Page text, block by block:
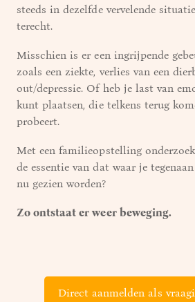
steeds in dezelfde vervelende
terecht.
Misschien is er een ingrijpende
zoals een ziekte, verlies van een
out/depressie. Of heb je last van
kunt plaatsen, die telkens terug
probeert.
Met een familieopstelling
de essentie van dat waar je
nu gezien worden?
Zo ontstaat er weer beweging.
Direct aanmelden als